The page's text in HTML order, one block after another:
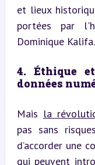
et lieux
portées par
Dominique Kalifa.
4. Éthique
données
Mais la
pas sans
d’accorder une
qui peuvent